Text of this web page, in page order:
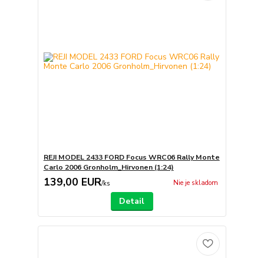
REJI MODEL 2433 FORD Focus WRC06 Rally Monte
Carlo 2006 Gronholm_Hirvonen (1:24)
139,00 EUR/ks Nie je skladom
Detail